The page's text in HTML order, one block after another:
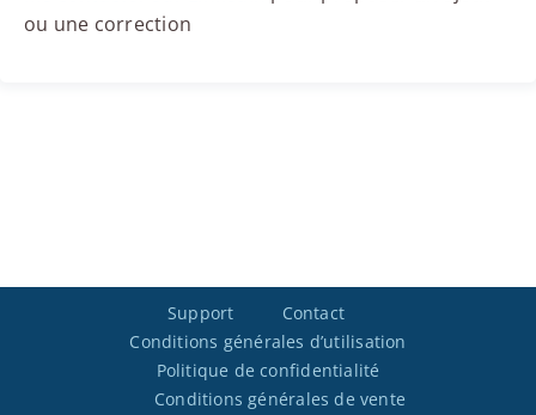
ou une correction
Support
Contact
Conditions générales d’utilisation
Politique de confidentialité
Conditions générales de vente